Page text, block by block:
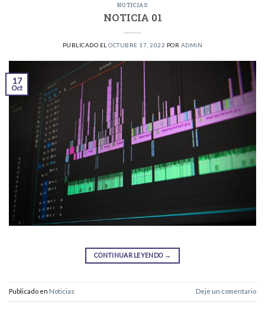
NOTICIAS
NOTICIA 01
PUBLICADO ELOCTUBRE 17, 2022 POR ADMIN
17
Oct
CONTINUAR LEYENDO →
Publicado en Noticias Deje un comentario